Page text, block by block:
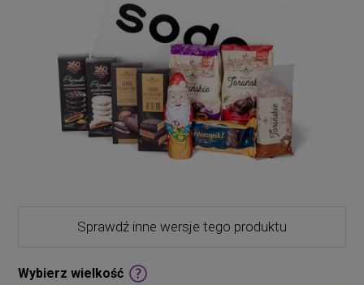
Sprawdź inne wersje tego produktu
Wybierz wielkość